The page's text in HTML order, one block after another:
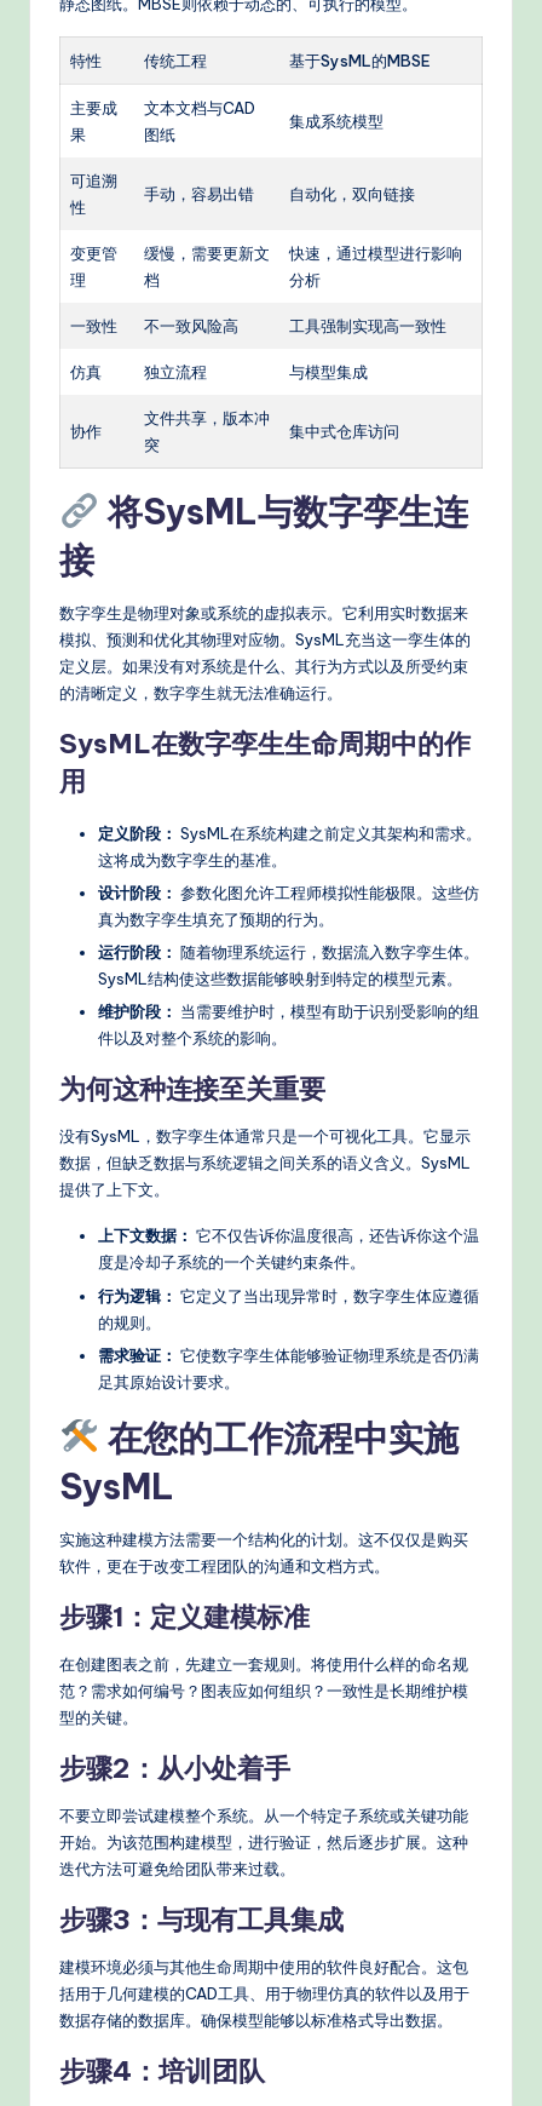
特性 传统工程 基于SysML的MBSE
主要成
果
文本文档与CAD
图纸
集成系统模型
可追溯
性
手动，容易出错 自动化，双向链接
变更管
理
缓慢，需要更新文
档
快速，通过模型进行影响
分析
一致性 不一致风险高 工具强制实现高一致性
仿真 独立流程 与模型集成
协作
文件共享，版本冲
突
集中式仓库访问
将SysML与数字孪生连
接
数字孪生是物理对象或系统的虚拟表示。它利用实时数据来
模拟、预测和优化其物理对应物。SysML充当这一孪生体的
定义层。如果没有对系统是什么、其行为方式以及所受约束
的清晰定义，数字孪生就无法准确运行。
SysML在数字孪生生命周期中的作
用
定义阶段： SysML在系统构建之前定义其架构和需求。
这将成为数字孪生的基准。
设计阶段： 参数化图允许工程师模拟性能极限。这些仿
真为数字孪生填充了预期的行为。
运行阶段： 随着物理系统运行，数据流入数字孪生体。
SysML结构使这些数据能够映射到特定的模型元素。
维护阶段： 当需要维护时，模型有助于识别受影响的组
件以及对整个系统的影响。
为何这种连接至关重要
没有SysML，数字孪生体通常只是一个可视化工具。它显示
数据，但缺乏数据与系统逻辑之间关系的语义含义。SysML
提供了上下文。
上下文数据： 它不仅告诉你温度很高，还告诉你这个温
度是冷却子系统的一个关键约束条件。
行为逻辑： 它定义了当出现异常时，数字孪生体应遵循
的规则。
需求验证： 它使数字孪生体能够验证物理系统是否仍满
足其原始设计要求。
在您的工作流程中实施
SysML
实施这种建模方法需要一个结构化的计划。这不仅仅是购买
软件，更在于改变工程团队的沟通和文档方式。
步骤1：定义建模标准
在创建图表之前，先建立一套规则。将使用什么样的命名规
范？需求如何编号？图表应如何组织？一致性是长期维护模
型的关键。
步骤2：从小处着手
不要立即尝试建模整个系统。从一个特定子系统或关键功能
开始。为该范围构建模型，进行验证，然后逐步扩展。这种
迭代方法可避免给团队带来过载。
步骤3：与现有工具集成
建模环境必须与其他生命周期中使用的软件良好配合。这包
括用于几何建模的CAD工具、用于物理仿真的软件以及用于
数据存储的数据库。确保模型能够以标准格式导出数据。
步骤4：培训团队